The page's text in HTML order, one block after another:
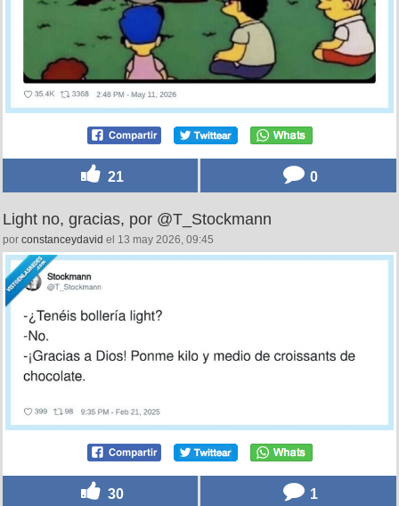
21 0
Light no, gracias, por @T_Stockmann
por constanceydavid el 13 may 2026, 09:45
30 1